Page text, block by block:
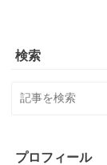
検索
プロフィール